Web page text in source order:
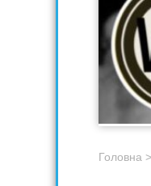
Головна >